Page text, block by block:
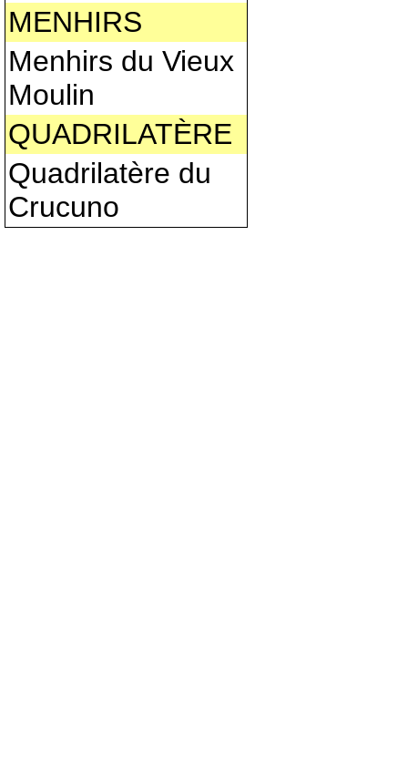
MENHIRS
Menhirs du Vieux
Moulin
QUADRILATÈRE
Quadrilatère du
Crucuno